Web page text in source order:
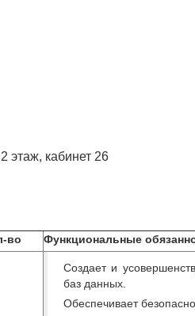
этаж, кабинет 26
во Функциональные
Создает и
баз данных.
Обеспечивает